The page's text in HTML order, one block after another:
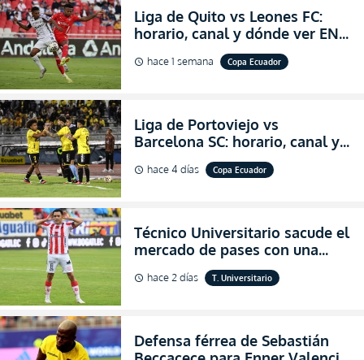
Liga de Quito vs Leones FC:
horario, canal y dónde ver EN
VIVO los octavos de final de la
Copa Ecuador 2026
schedule hace 1 semana Copa Ecuador
Liga de Portoviejo vs
Barcelona SC: horario, canal y
dónde ver EN VIVO los octavos
de final de la Copa Ecuador
schedule hace 4 días Copa Ecuador
Técnico Universitario sacude el
mercado de pases con una
verdadera revolución para
asegurar la permanencia
schedule hace 2 días T. Universitario
Defensa férrea de Sebastián